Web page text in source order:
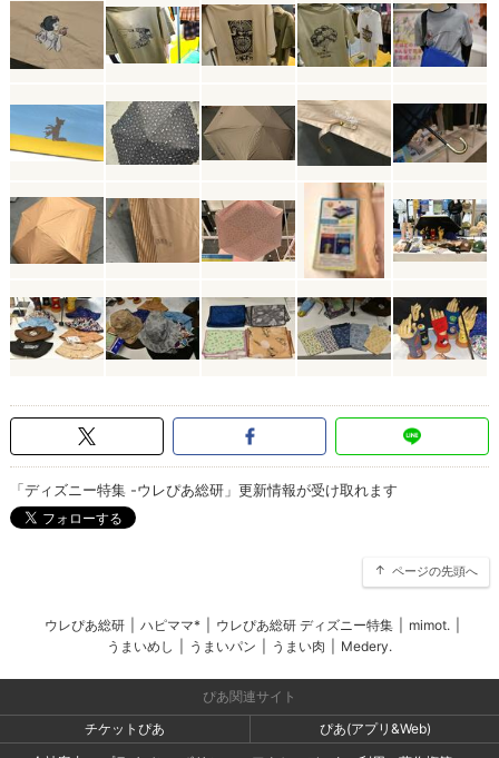
「ディズニー特集 -ウレぴあ総研」更新情報が受け取れます
ページの先頭へ
ウレぴあ総研 ハピママ* ウレぴあ総研 ディズニー特集 mimot.
うまいめし
うまいパン うまい肉 Medery.
ぴあ関連サイト
チケットぴあ
ぴあ(アプリ&Web)